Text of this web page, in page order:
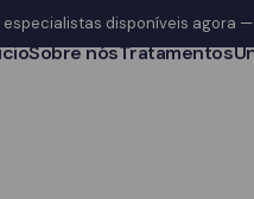
Sobre nósTratamentos
especialistas disponíveis agora —